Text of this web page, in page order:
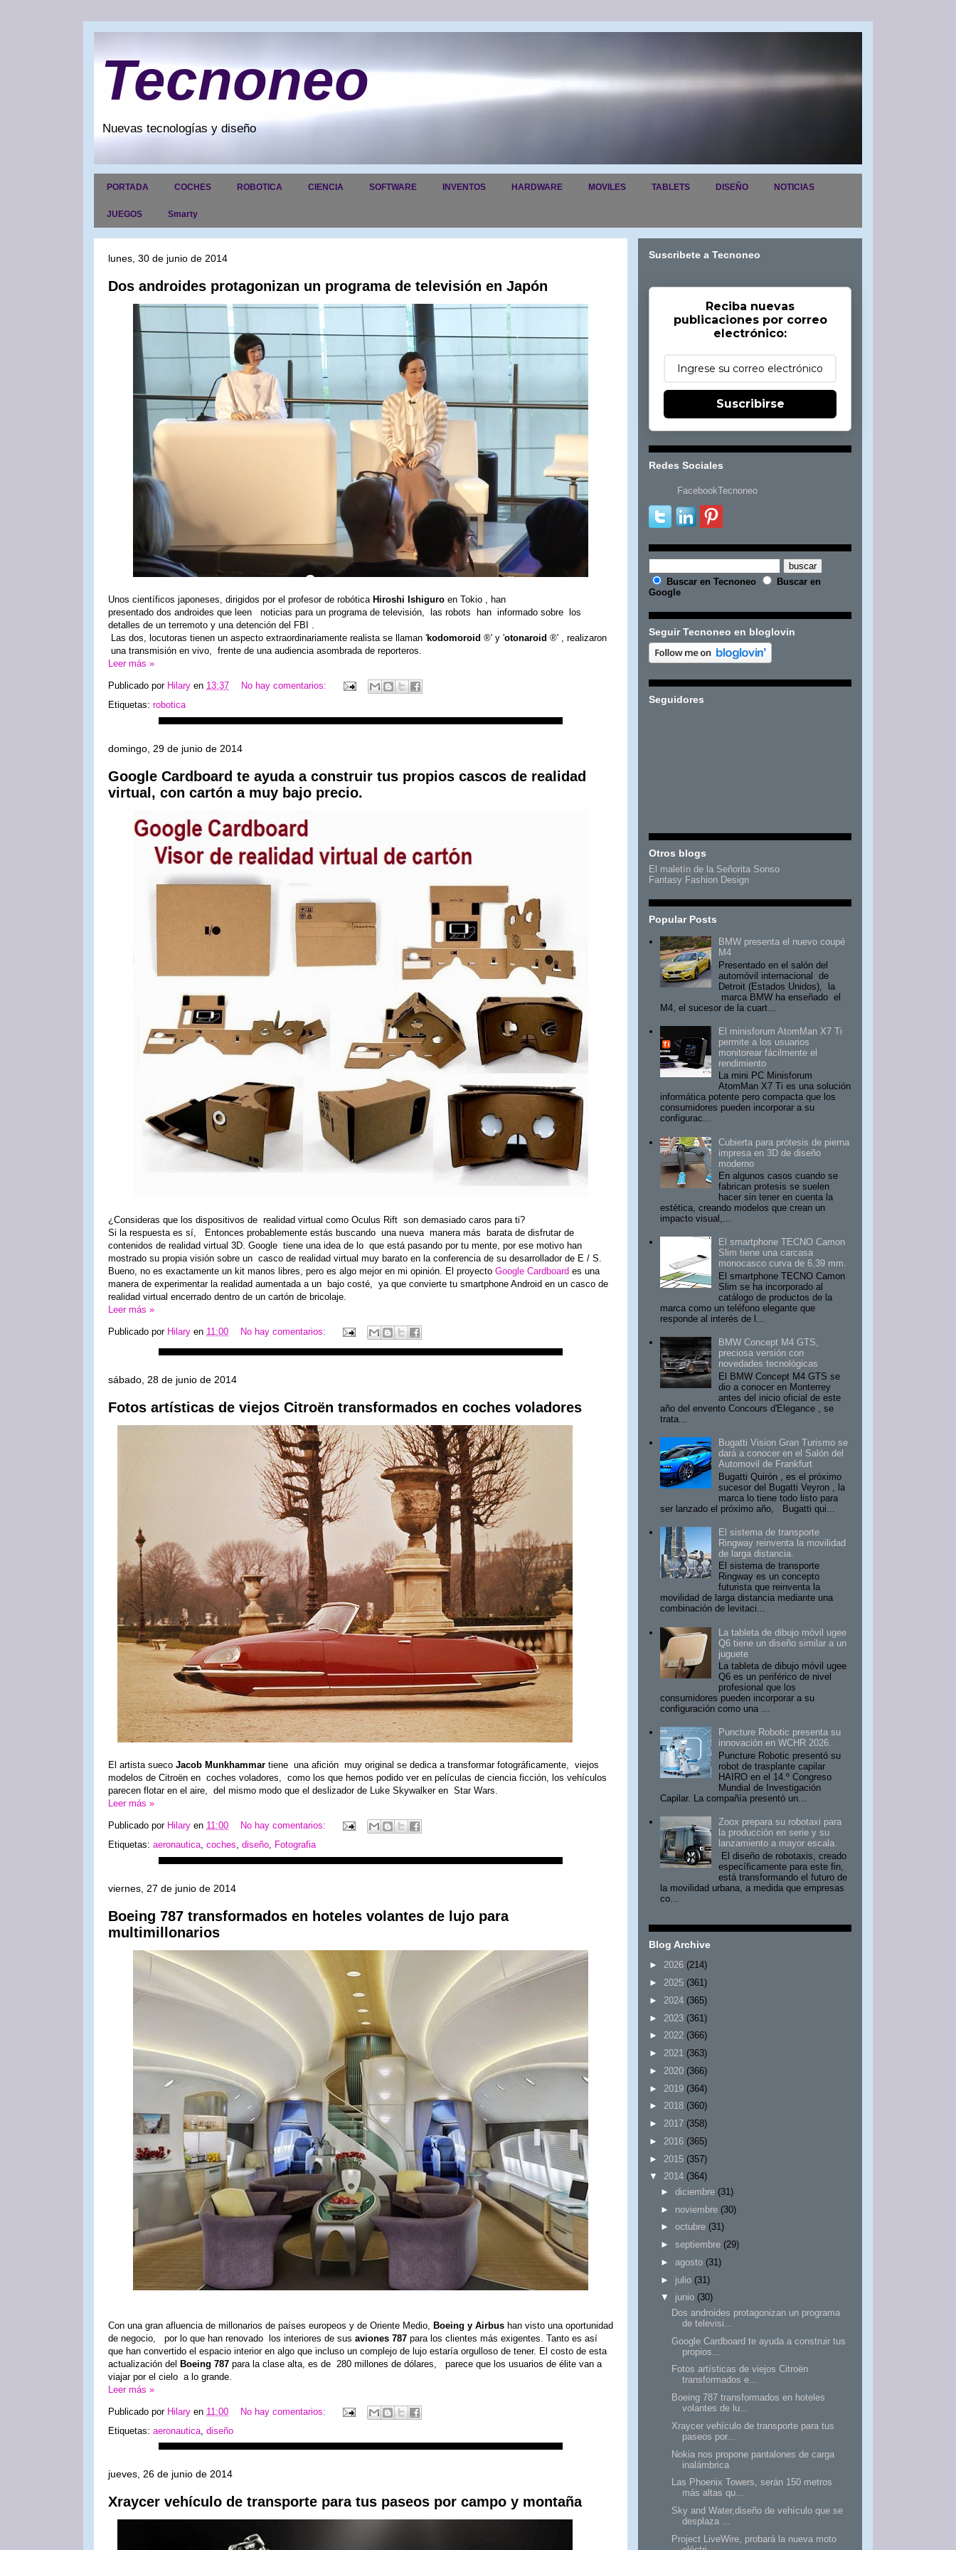
Tecnoneo
Nuevas tecnologías y diseño
PORTADA COCHES ROBOTICA CIENCIA SOFTWARE INVENTOS HARDWARE MOVILES TABLETS DISEÑO NOTICIAS
JUEGOS Smarty
lunes, 30 de junio de 2014
Dos androides protagonizan un programa de televisión en Japón
Unos científicos japoneses, dirigidos por el profesor de robótica Hiroshi Ishiguro en Tokio , han
presentado dos androides que leen noticias para un programa de televisión, las robots han informado sobre los
detalles de un terremoto y una detención del FBI .
Las dos, locutoras tienen un aspecto extraordinariamente realista se llaman 'kodomoroid ®' y 'otonaroid ®' , realizaron
una transmisión en vivo, frente de una audiencia asombrada de reporteros.
Leer más »
Publicado por Hilary en 13:37
No hay comentarios:
Etiquetas: robotica
domingo, 29 de junio de 2014
Google Cardboard te ayuda a construir tus propios cascos de realidad
virtual, con cartón a muy bajo precio.
¿Consideras que los dispositivos de realidad virtual como Oculus Rift son demasiado caros para ti?
Si la respuesta es sí, Entonces probablemente estás buscando una nueva manera más barata de disfrutar de
contenidos de realidad virtual 3D. Google tiene una idea de lo que está pasando por tu mente, por ese motivo han
mostrado su propia visión sobre un casco de realidad virtual muy barato en la conferencia de su desarrollador de E / S.
Bueno, no es exactamente un kit manos libres, pero es algo mejor en mi opinión. El proyecto Google Cardboard es una
manera de experimentar la realidad aumentada a un bajo costé, ya que convierte tu smartphone Android en un casco de
realidad virtual encerrado dentro de un cartón de bricolaje.
Leer más »
Publicado por Hilary en 11:00 No hay comentarios:
sábado, 28 de junio de 2014
Fotos artísticas de viejos Citroën transformados en coches voladores
El artista sueco Jacob Munkhammar tiene una afición muy original se dedica a transformar fotográficamente, viejos
modelos de Citroën en coches voladores, como los que hemos podido ver en películas de ciencia ficción, los vehículos
parecen flotar en el aire, del mismo modo que el deslizador de Luke Skywalker en Star Wars.
Leer más »
Publicado por Hilary en 11:00
No hay comentarios:
Etiquetas: aeronautica, coches, diseño, Fotografia
viernes, 27 de junio de 2014
Boeing 787 transformados en hoteles volantes de lujo para
multimillonarios
Con una gran afluencia de millonarios de países europeos y de Oriente Medio, Boeing y Airbus han visto una oportunidad
de negocio, por lo que han renovado los interiores de sus aviones 787 para los clientes más exigentes. Tanto es así
que han convertido el espacio interior en algo que incluso un complejo de lujo estaría orgulloso de tener. El costo de esta
actualización del Boeing 787 para la clase alta, es de 280 millones de dólares, parece que los usuarios de élite van a
viajar por el cielo a lo grande.
Leer más »
Publicado por Hilary en 11:00
No hay comentarios:
Etiquetas: aeronautica diseño
jueves, 26 de junio de 2014
Xraycer vehículo de transporte para tus paseos por campo y montaña
Suscribete a Tecnoneo
Reciba nuevas
publicaciones por correo
electrónico:
Suscribirse
Redes Sociales
FacebookTecnoneo
Buscar en Tecnoneo
Buscar en
Google
Seguir Tecnoneo en bloglovin
Seguidores
Otros blogs
El maletín de la Señorita Sonso
Fantasy Fashion Design
Popular Posts
BMW presenta el nuevo coupé
M4
Presentado en el salón del
automóvil internacional de
Detroit (Estados Unidos), la
marca BMW ha enseñado el
M4, el sucesor de la cuart...
El minisforum AtomMan X7 Ti
permite a los usuarios
monitorear fácilmente el
rendimiento
La mini PC Minisforum
AtomMan X7 Ti es una solución
informática potente pero compacta que los
consumidores pueden incorporar a su
configurac...
Cubierta para prótesis de pierna
impresa en 3D de diseño
moderno
En algunos casos cuando se
fabrican protesis se suelen
hacer sin tener en cuenta la
estética, creando modelos que crean un
impacto visual,...
El smartphone TECNO Camon
Slim tiene una carcasa
monocasco curva de 6,39 mm.
El smartphone TECNO Camon
Slim se ha incorporado al
catálogo de productos de la
marca como un teléfono elegante que
responde al interés de l...
BMW Concept M4 GTS,
preciosa versión con
novedades tecnológicas
El BMW Concept M4 GTS se
dio a conocer en Monterrey
antes del inicio oficial de este
año del envento Concours d'Elegance , se
trata...
Bugatti Vision Gran Turismo se
dará a conocer en el Salón del
Automovil de Frankfurt
Bugatti Quirón , es el próximo
sucesor del Bugatti Veyron , la
marca lo tiene todo listo para
ser lanzado el próximo año, Bugatti qui...
El sistema de transporte
Ringway reinventa la movilidad
de larga distancia.
El sistema de transporte
Ringway es un concepto
futurista que reinventa la
movilidad de larga distancia mediante una
combinación de levitaci...
La tableta de dibujo móvil ugee
Q6 tiene un diseño similar a un
juguete
La tableta de dibujo móvil ugee
Q6 es un periférico de nivel
profesional que los
consumidores pueden incorporar a su
configuración como una ...
Puncture Robotic presenta su
innovación en WCHR 2026.
Puncture Robotic presentó su
robot de trasplante capilar
HAIRO en el 14.º Congreso
Mundial de Investigación
Capilar. La compañía presentó un...
Zoox prepara su robotaxi para
la producción en serie y su
lanzamiento a mayor escala.
El diseño de robotaxis, creado
específicamente para este fin,
está transformando el futuro de
la movilidad urbana, a medida que empresas
co...
Blog Archive
► 2026 (214)
► 2025 (361)
► 2024 (365)
► 2023 (361)
► 2022 (366)
► 2021 (363)
► 2020 (366)
► 2019 (364)
► 2018 (360)
► 2017 (358)
► 2016 (365)
► 2015 (357)
▼
2014 (364)
► diciembre (31)
► noviembre (30)
► octubre (31)
► septiembre (29)
► agosto (31)
► julio (31)
▼
junio (30)
Dos androides protagonizan un programa
de televisi...
Google Cardboard te ayuda a construir tus
propios...
Fotos artísticas de viejos Citroën
transformados e...
Boeing 787 transformados en hoteles
volantes de lu...
Xraycer vehículo de transporte para tus
paseos por...
Nokia nos propone pantalones de carga
inalámbrica
Las Phoenix Towers, serán 150 metros
más altas qu...
Sky and Water,diseño de vehículo que se
desplaza ...
Project LiveWire, probará la nueva moto